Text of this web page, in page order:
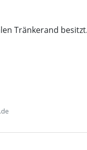
Tränkerand besitzt.